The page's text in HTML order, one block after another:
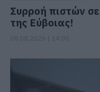
Συρροή πιστών
της Εύβοιας!